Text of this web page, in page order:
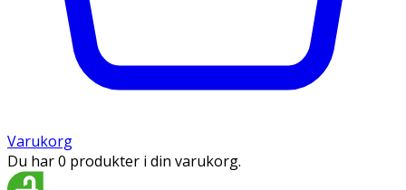
Varukorg
Du har 0 produkter i din varukorg.